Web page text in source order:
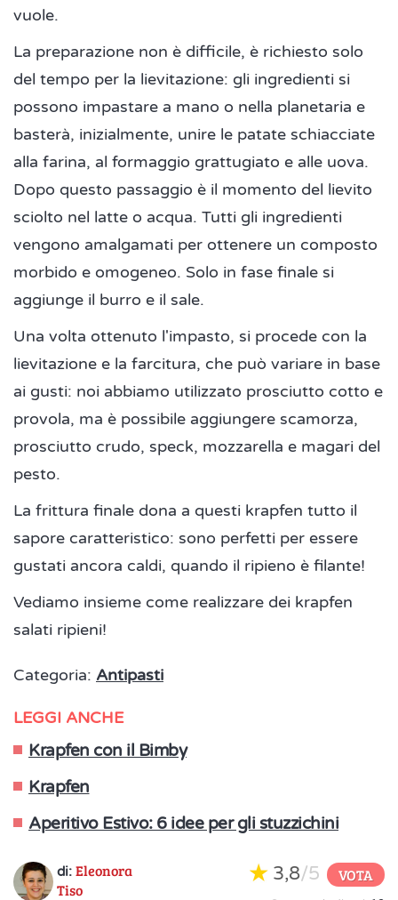
vuole.
La preparazione non è difficile, è richiesto solo
del tempo per la lievitazione: gli ingredienti si
possono impastare a mano o nella planetaria e
basterà, inizialmente, unire le patate schiacciate
alla farina, al formaggio grattugiato e alle uova.
Dopo questo passaggio è il momento del lievito
sciolto nel latte o acqua. Tutti gli ingredienti
vengono amalgamati per ottenere un composto
morbido e omogeneo. Solo in fase finale si
aggiunge il burro e il sale.
Una volta ottenuto l'impasto, si procede con la
lievitazione e la farcitura, che può variare in base
ai gusti: noi abbiamo utilizzato prosciutto cotto e
provola, ma è possibile aggiungere scamorza,
prosciutto crudo, speck, mozzarella e magari del
pesto.
La frittura finale dona a questi krapfen tutto il
sapore caratteristico: sono perfetti per essere
gustati ancora caldi, quando il ripieno è filante!
Vediamo insieme come realizzare dei krapfen
salati ripieni!
Categoria: Antipasti
LEGGI ANCHE
Krapfen con il Bimby
Krapfen
Aperitivo Estivo: 6 idee per gli stuzzichini
di: Eleonora
Tiso
3,8/5 VOTA